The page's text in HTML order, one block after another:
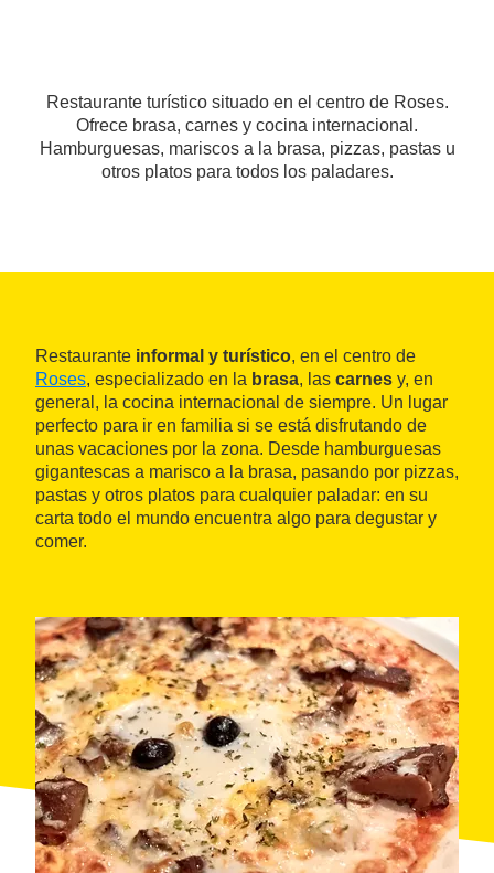
Restaurante turístico situado en el centro de Roses.
Ofrece brasa, carnes y cocina internacional.
Hamburguesas, mariscos a la brasa, pizzas, pastas u
otros platos para todos los paladares.
Restaurante informal y turístico, en el centro de
Roses, especializado en la brasa, las carnes y, en
general, la cocina internacional de siempre. Un lugar
perfecto para ir en familia si se está disfrutando de
unas vacaciones por la zona. Desde hamburguesas
gigantescas a marisco a la brasa, pasando por pizzas,
pastas y otros platos para cualquier paladar: en su
carta todo el mundo encuentra algo para degustar y
comer.